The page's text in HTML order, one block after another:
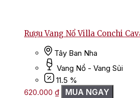
Rượu Vang Nổ Villa Conchi
Tây Ban Nha
Vang Nổ - Vang Sủi
11.5 %
620.000 ₫ MUA NGAY